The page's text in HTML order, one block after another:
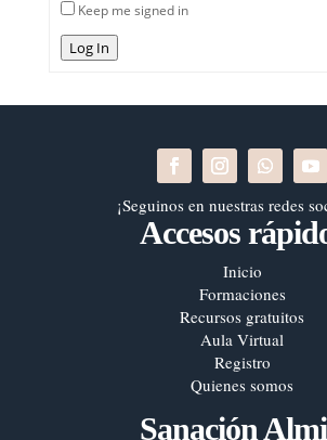
Keep me signed in
Log In
¡Seguinos en nuestras redes
Accesos
Inicio
Formaciones
Recursos gratuitos
Aula Virtual
Registro
Quienes somos
Sanación